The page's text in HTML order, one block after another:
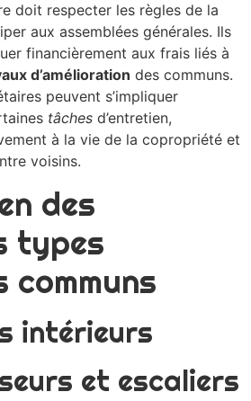
doit respecter les règles de la
aux assemblées générales. Ils
financièrement aux frais liés à
d’amélioration des communs.
peuvent s’impliquer
tâches d’entretien,
à la vie de la copropriété et
voisins.
des
types
communs
intérieurs
et escaliers